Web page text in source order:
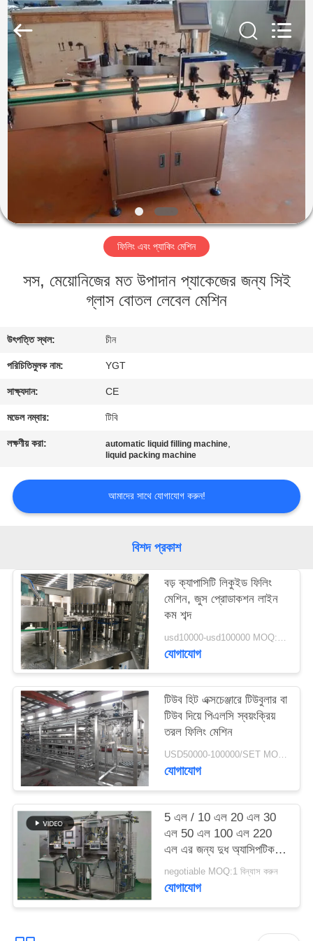
বাড়ি
পণ্য
VR
প্রদর্শন
আমাদের
কারখানা
ভ্রমণ
মান
নিয়ন্ত্রণ
যোগাযোগ
করুন
কেস
সাইট
ম্যাপ
PRIVACY
POLICY
IMP.&EXP.
CO.,LTD.
Rights
Reserved.
Developed
ECER
ফিলিং এবং প্যাকিং মেশিন
সস, মেয়োনিজের মত উপাদান প্যাকেজের জন্য সিই
গ্লাস বোতল লেবেল মেশিন
উৎপত্তি স্থল: চীন
পরিচিতিমুলক নাম: YGT
সাক্ষ্যদান: CE
মডেল নম্বার: টিবি
লক্ষণীয় করা: automatic liquid filling machine,
liquid packing machine
আমাদের সাথে যোগাযোগ করুন!
বিশদ প্রকাশ
বড় ক্যাপাসিটি লিকুইড ফিলিং
মেশিন, জুস প্রোডাকশন লাইন
কম শব্দ
usd10000-usd100000 MOQ:1 বিন্যাস করুন
যোগাযোগ
টিউব হিট এক্সচেঞ্জারে টিউবুলার বা
টিউব দিয়ে পিএলসি স্বয়ংক্রিয়
তরল ফিলিং মেশিন
USD50000-100000/SET MOQ:1 বিন্যাস করুন
যোগাযোগ
5 এল / 10 এল 20 এল 30
এল 50 এল 100 এল 220
এল এর জন্য দুধ অ্যাসিপটিক
ব্যাগ প্যাকেজিং মেশিন এবং
সিলিং মেশিন
negotiable MOQ:1 বিন্যাস করুন
যোগাযোগ